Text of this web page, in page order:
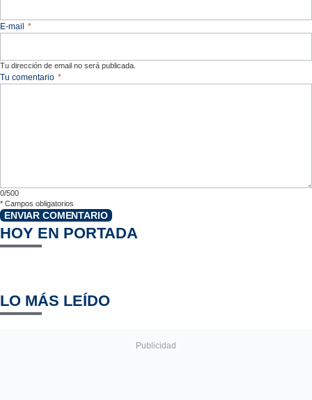
E-mail *
Tu dirección de email no será publicada.
Tu comentario *
0/500
* Campos obligatorios
ENVIAR COMENTARIO
HOY EN PORTADA
LO MÁS LEÍDO